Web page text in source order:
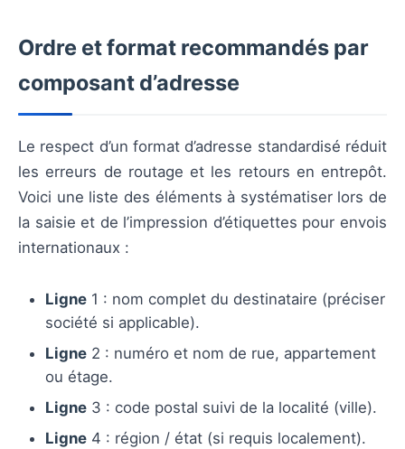
Ordre et format recommandés par
composant d’adresse
Le respect d’un format d’adresse standardisé réduit
les erreurs de routage et les retours en entrepôt.
Voici une liste des éléments à systématiser lors de
la saisie et de l’impression d’étiquettes pour envois
internationaux :
Ligne 1 : nom complet du destinataire (préciser
société si applicable).
Ligne 2 : numéro et nom de rue, appartement
ou étage.
Ligne 3 : code postal suivi de la localité (ville).
Ligne 4 : région / état (si requis localement).